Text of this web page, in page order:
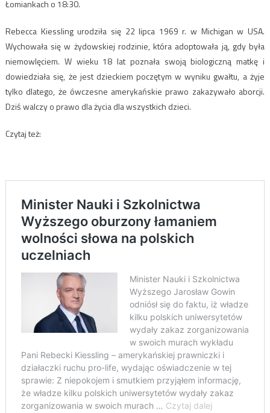
Łomiankach o 18:30.
Rebecca Kiessling urodziła się 22 lipca 1969 r. w Michigan w USA.
Wychowała się w żydowskiej rodzinie, która adoptowała ją, gdy była
niemowlęciem. W wieku 18 lat poznała swoją biologiczną matkę i
dowiedziała się, że jest dzieckiem poczętym w wyniku gwałtu, a żyje
tylko dlatego, że ówczesne amerykańskie prawo zakazywało aborcji.
Dziś walczy o prawo dla życia dla wszystkich dzieci.
Czytaj też: